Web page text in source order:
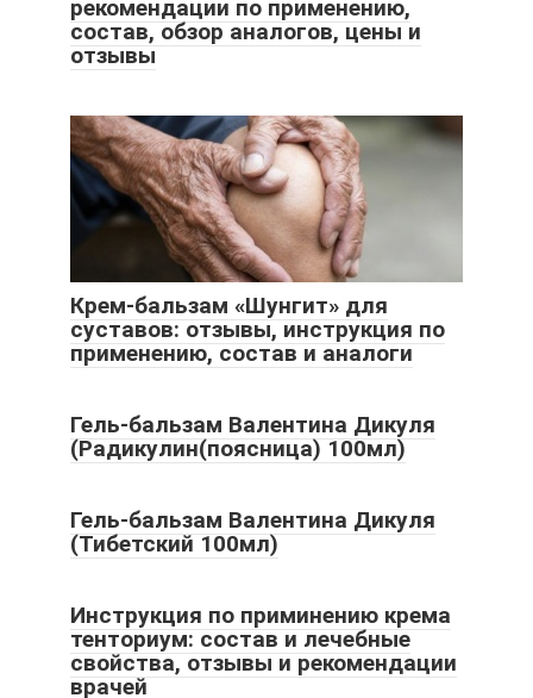
рекомендации по применению,
состав, обзор аналогов, цены и
отзывы
Крем-бальзам «Шунгит» для
суставов: отзывы, инструкция по
применению, состав и аналоги
Гель-бальзам Валентина Дикуля
(Радикулин(поясница) 100мл)
Гель-бальзам Валентина Дикуля
(Тибетский 100мл)
Инструкция по приминению крема
тенториум: состав и лечебные
свойства, отзывы и рекомендации
врачей